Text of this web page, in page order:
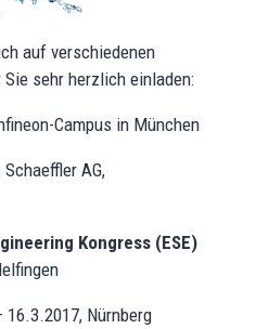
auf verschiedenen
sehr herzlich einladen:
Campus in München
AG,
Kongress (ESE)
16.3.2017, Nürnberg